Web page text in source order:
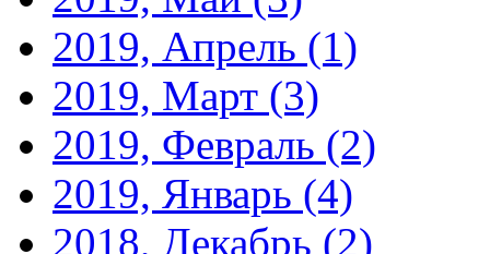
2019, Апрель (1)
2019, Март (3)
2019, Февраль (2)
2019, Январь (4)
2018, Декабрь (2)